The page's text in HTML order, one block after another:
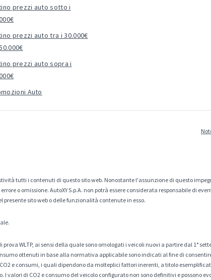
prezzi auto sotto i
prezzi auto tra i 30.000€
prezzi auto sopra i
Auto
tutti i contenuti di questo sito web. Nonostante l'assunzione di questo
o omissione. AutoXY S.p.A. non potrà essere considerata responsabile di
sito web o delle funzionalità contenute in esso.
WLTP, ai sensi della quale sono omologati i veicoli nuovi a partire dal 1°
ottenuti in base alla normativa applicabile sono indicati al fine di
e consumi, i quali dipendono da molteplici fattori inerenti, a titolo
valori di CO2 e consumo del veicolo configurato non sono definitivi e possono